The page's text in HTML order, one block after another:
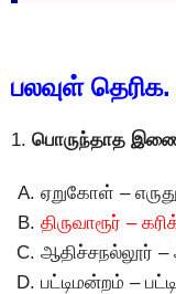
பலவுள் தெரிக.
1. பொருந்தாத
ஏறுகோள் –
திருவாரூர் –
ஆதிச்சநல்லூர் –
பட்டிமன்றம் –